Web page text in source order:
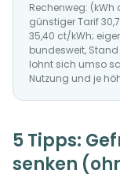
Rechenweg: (kWh
günstiger Tarif
35,40 ct/kWh;
bundesweit,
lohnt sich umso
Nutzung und je
5 Tipps:
senken